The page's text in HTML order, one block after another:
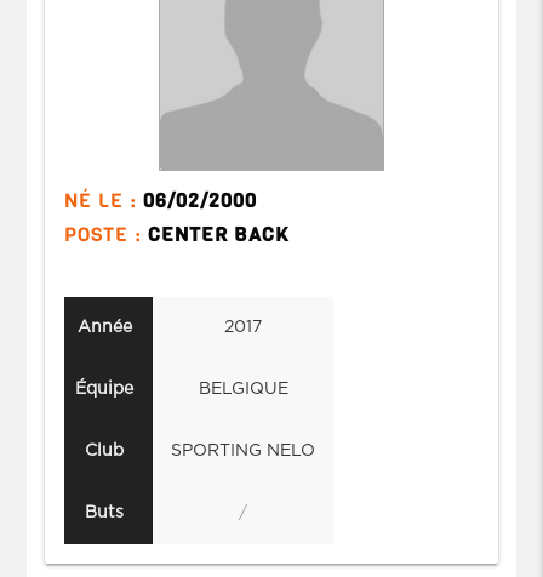
NÉ LE :06/02/2000
POSTE :CENTER BACK
Année
Équipe
Club
Buts
2017
BELGIQUE
SPORTING NELO
/